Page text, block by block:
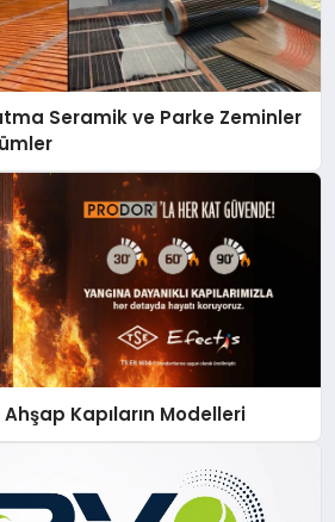
Seramik ve Parke Zeminler
Ahşap Kapıların Modelleri